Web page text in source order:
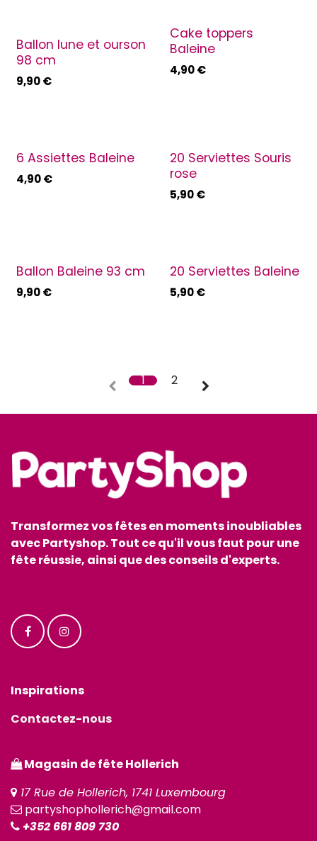
Ballon lune et ourson
98 cm
9,90€
Cake toppers
Baleine
4,90€
6 Assiettes Baleine
4,90€
20 Serviettes Souris
rose
5,90€
Ballon Baleine 93 cm
9,90€
20 Serviettes Baleine
5,90€
1 2
Transformez vos fêtes en moments inoubliables
avec Partyshop. Tout ce qu'il vous faut pour une
fête réussie, ainsi que des conseils d'experts.
Inspirations
Contactez-nous
Magasin de fête Hollerich
17 Rue de Hollerich, 1741 Luxembourg
partyshophollerich@gmail.com
+352 661 809 730